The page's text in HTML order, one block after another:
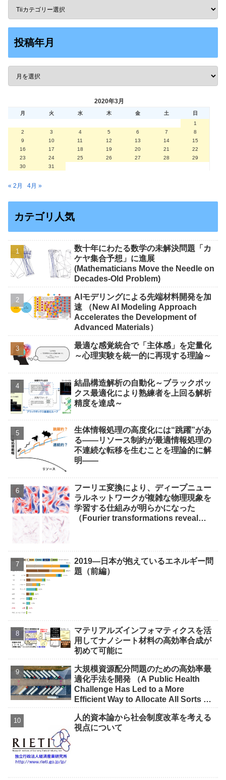
投稿年月
2020年3月
月 火 水 木 金 土
日
1
2
3 4 5 6 7
8
9
10 11 12 13 14
15
16
17 18 19 20 21
22
23
24 25 26 27 28
29
30
31
« 2月 4月 »
カテゴリ人気
数十年にわたる数学の未解決問題「カ
ケヤ集合予想」に進展
(Mathematicians Move the Needle on
Decades-Old Problem)
AIモデリングによる先端材料開発を加
速 （New AI Modeling Approach
Accelerates the Development of
Advanced Materials）
最適な感覚統合で「主体感」を定量化
～心理実験を統一的に再現する理論～
結晶構造解析の自動化～ブラックボッ
クス最適化により熟練者を上回る解析
精度を達成～
生体情報処理の高度化には“跳躍”があ
る――リソース制約が最適情報処理の
不連続な転移を生むことを理論的に解
明――
フーリエ変換により、ディープニュー
ラルネットワークが複雑な物理現象を
学習する仕組みが明らかになった
（Fourier transformations reveal
2019—日本が抱えているエネルギー問
題（前編）
マテリアルズインフォマティクスを活
用してナノシート材料の高効率合成が
初めて可能に
大規模資源配分問題のための高効率最
適化手法を開発 （A Public Health
Challenge Has Led to a More
Efficient Way to Allocate All Sorts of
人的資本論から社会制度改革を考える
視点について